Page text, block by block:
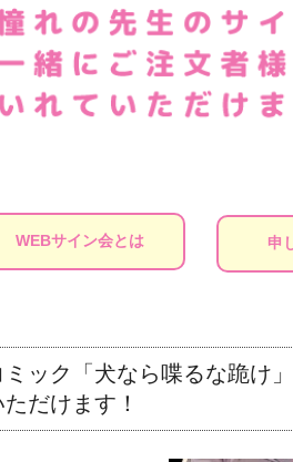
WEBサイン会とは 申
ック「犬なら喋るな跪け
だけます！